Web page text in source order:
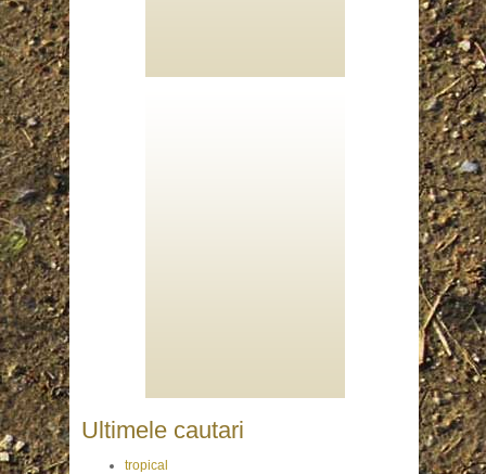
Ultimele cautari
tropical